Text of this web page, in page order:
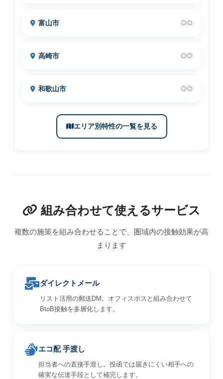
富山市 ◎◎
高崎市 ◎◎
和歌山市 ◎◎
エリア別特性の一覧を見る
組み合わせて使えるサービス
複数の施策を組み合わせることで、圏域内の接触効果が高
まります
ダイレクトメール
リスト活用の郵送DM。オフィスポスと組み合わせて
BtoB接触を多層化します。
エコ配 手渡し
担当者への直接手渡し。投函では届きにくい相手への
確実な伝達手段として補完します。